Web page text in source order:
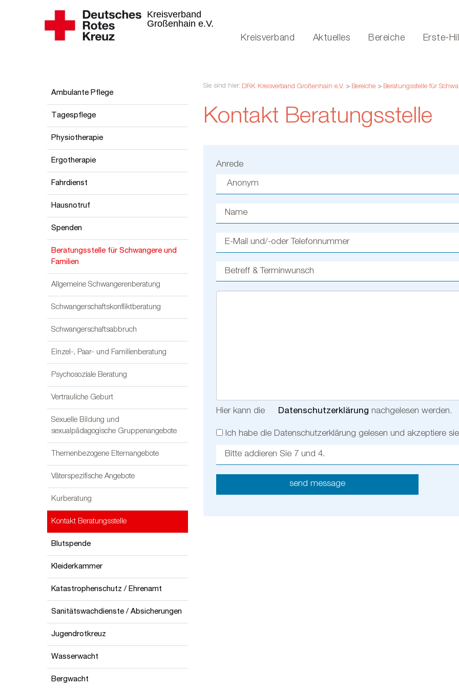
Kreisverband Aktuelles Bereiche Erste-
Kreisverband
Großenhain e.V.
Ambulante Pflege
Tagespflege
Physiotherapie
Ergotherapie
Fahrdienst
Hausnotruf
Spenden
Beratungsstelle für Schwangere und
Familien
Allgemeine Schwangerenberatung
Schwangerschaftskonfliktberatung
Schwangerschaftsabbruch
Einzel-, Paar- und Familienberatung
Psychosoziale Beratung
Vertrauliche Geburt
Sexuelle Bildung und
sexualpädagogische Gruppenangebote
Themenbezogene Elternangebote
Väterspezifische Angebote
Kurberatung
Kontakt Beratungsstelle
Blutspende
Kleiderkammer
Katastrophenschutz / Ehrenamt
Sanitätswachdienste / Absicherungen
Jugendrotkreuz
Wasserwacht
Bergwacht
Sie sind hier: DRK Kreisverband Großenhain e.V. > Bereiche > Beratungsstelle für
Kontakt Beratungsstelle
Anrede
Hier kann die Datenschutzerklärung nachgelesen werden.
Ich habe die Datenschutzerklärung gelesen und akzeptiere